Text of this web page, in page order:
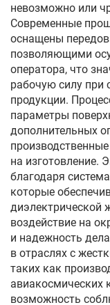
невозможно или
Современные
оснащены
позволяющими
оператора, что
рабочую силу при
продукции.
параметры
дополнительных
на изготовление.
благодаря
которые
диэлектрической
воздействие на
и надежность
в отраслях с
таких как
авиакосмических
возможность